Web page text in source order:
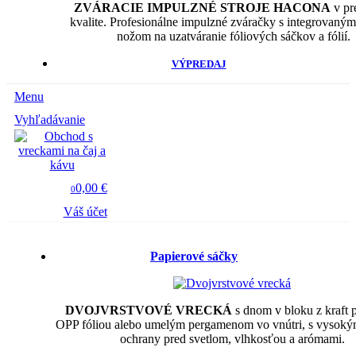
ZVÁRACIE IMPULZNÉ STROJE HACONA v
kvalite. Profesionálne impulzné zváračky s
nožom na uzatváranie fóliových sáčkov a fólií.
VÝPREDAJ
Menu
Vyhľadávanie
00,00 €
Váš účet
Papierové sáčky
DVOJVRSTVOVÉ VRECKÁ s dnom v bloku z kraft
OPP fóliou alebo umelým pergamenom vo vnútri, s
ochrany pred svetlom, vlhkosťou a arómami.